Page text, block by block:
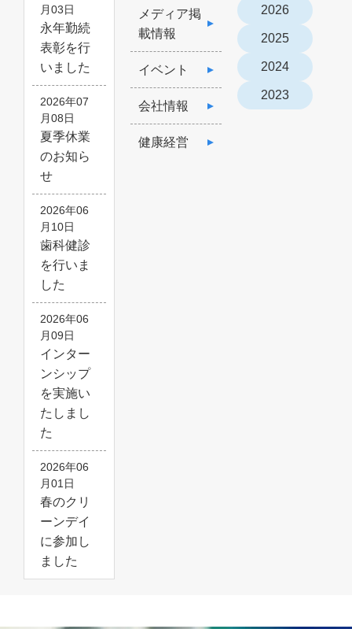
月03日
永年勤続
表彰を行
いました
2026年07
月08日
夏季休業
のお知ら
せ
2026年06
月10日
歯科健診
を行いま
した
2026年06
月09日
インター
ンシップ
を実施い
たしまし
た
2026年06
月01日
春のクリ
ーンデイ
に参加し
ました
メディア掲
載情報
イベント
会社情報
健康経営
2026
2025
2024
2023